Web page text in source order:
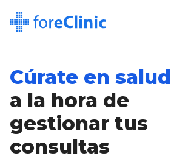
Cúrate en salud
a la hora de
gestionar tus
consultas